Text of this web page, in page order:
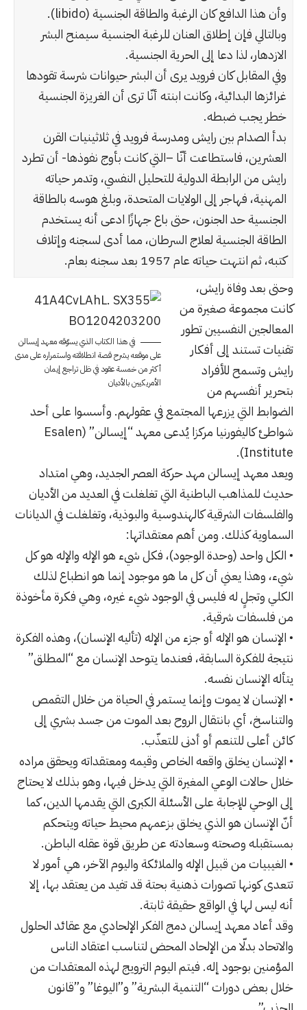
وأن هذا الدافع كان الرغبة والطاقة الجنسية (libido).
وبالتالي فإن إطلاق العنان للرغبة الجنسية سيمنح البشر
الازدهار، لذا دعا إلى الحرية الجنسية.
وفي المقابل كان فرويد يرى أن البشر حيوانات شرسة تقودها
غرائزها البدائية، وكانت ابنته أنّا ترى أن الغريزة الجنسية
خطر يجب ضبطه.
بدأ الصدام بين رايش ومدرسة فرويد في ثلاثينيات القرن
العشرين، فاستطاعت أنّا –التي كانت بأوج نفوذها- أن تطرد
رايش من الرابطة الدولية للتحليل النفسي، وتدمر حياته
المهنية، فهاجر إلى الولايات المتحدة، وبلغ هوسه بالطاقة
الجنسية حد الجنون، حتى باع جهازًا ادعى أنه يستخدم
الطاقة الجنسية لعلاج السرطان، مما أدى لسجنه وإتلاف
كتبه، ثم انتهت حياته عام 1957 بعد سجنه بعام.
في هذا الكتاب الذي يسوّقه معهد إيسالن
على موقعه يشرح قصة انطلاقته واستمراره على مدى
أكثر من خمسة عقود في ظل تراجع إيمان
الأمريكيين بالأديان
وحتى بعد وفاة رايش،
كانت مجموعة صغيرة من
المعالجين النفسيين تطور
تقنيات تستند إلى أفكار
رايش وتسمح للأفراد
بتحرير أنفسهم من
الضوابط التي يزرعها المجتمع في عقولهم. وأسسوا على أحد
شواطئ كاليفورنيا مركزا يُدعى معهد “إيسالن” (Esalen
Institute).
ويعد معهد إيسالن مهدحركة العصر الجديد، وهي امتداد
حديث للمذاهبالباطنيةالتي تغلغلت في العديد من الأديان
والفلسفات الشرقية كالهندوسية والبوذية، وتغلغلت في الديانات
السماوية كذلك. ومن أهم معتقداتها:
• الكل واحد (وحدة الوجود)، فكل شيء هو الإله والإله هو كل
شيء، وهذا يعني أن كل ما هو موجود إنما هو انطباع لذلك
الكلي وتجلٍ له فليس في الوجود شيء غيره، وهي فكرة مأخوذة
من فلسفات شرقية.
• الإنسان هو الإله أو جزء من الإله (تأليه الإنسان)، وهذه الفكرة
نتيجة للفكرة السابقة، فعندما يتوحد الإنسان مع “المطلق”
يتأله الإنسان نفسه.
• الإنسان لا يموت وإنما يستمر في الحياة من خلال التقمص
والتناسخ، أي بانتقال الروح بعد الموت من جسد بشري إلى
كائن أعلى للتنعم أو أدنى للتعذّب.
• الإنسان يخلق واقعه الخاص وقيمه ومعتقداته ويحقق مراده
خلال حالات الوعي المغيرة التي يدخل فيها، وهو بذلك لا يحتاج
إلى الوحي للإجابة على الأسئلة الكبرى التي يقدمها الدين، كما
أنّ الإنسان هو الذي يخلق بزعمهم محيط حياته ويتحكم
بمستقبله وصحته وسعادته عن طريق قوة عقله الباطن.
• الغيبيات من قبيل الإله والملائكة واليوم الآخر، هي أمور لا
تتعدى كونها تصورات ذهنية بحتة قد تفيد من يعتقد بها، إلا
أنه ليس لها في الواقع حقيقة ثابتة.
وقد أعاد معهد إيسالن دمج الفكر الإلحادي مع عقائد الحلول
والاتحاد بدلّا من الإلحاد المحض لتناسب اعتقاد الناس
المؤمنين بوجود إله. فيتم اليوم الترويج لهذه المعتقدات من
خلال بعض دورات “التنمية البشرية” و”اليوغا” و”قانون